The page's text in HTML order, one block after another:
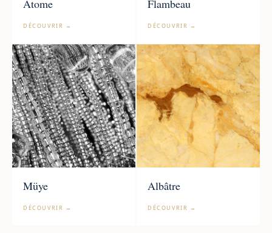
Atome
DÉCOUVRIR →
Flambeau
DÉCOUVRIR →
Müye
DÉCOUVRIR →
Albâtre
DÉCOUVRIR →